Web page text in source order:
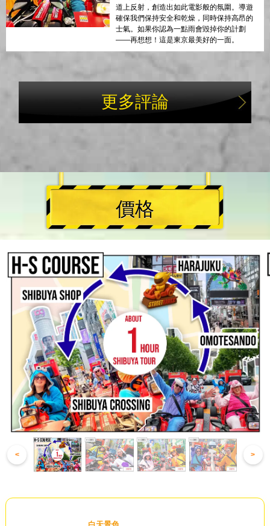
道上反射，創造出如此電影般的氛圍。導遊
確保我們保持安全和乾燥，同時保持高昂的
士氣。如果你認為一點雨會毀掉你的計劃
——再想想！這是東京最美好的一面。
更多評論
價格
< >